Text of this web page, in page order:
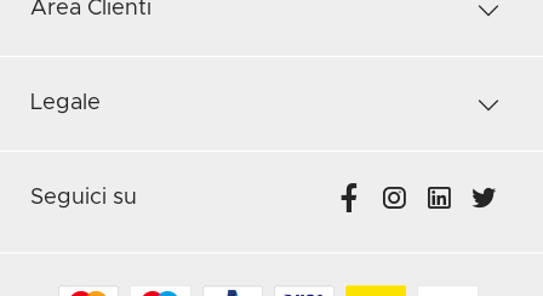
Area Clienti
Legale
Seguici su